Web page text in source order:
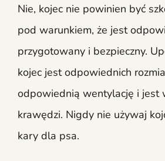
Nie, kojec nie powinien być
pod warunkiem, że jest
przygotowany i bezpieczny.
kojec jest odpowiednich
odpowiednią wentylację i jest
krawędzi. Nigdy nie używaj
kary dla psa.